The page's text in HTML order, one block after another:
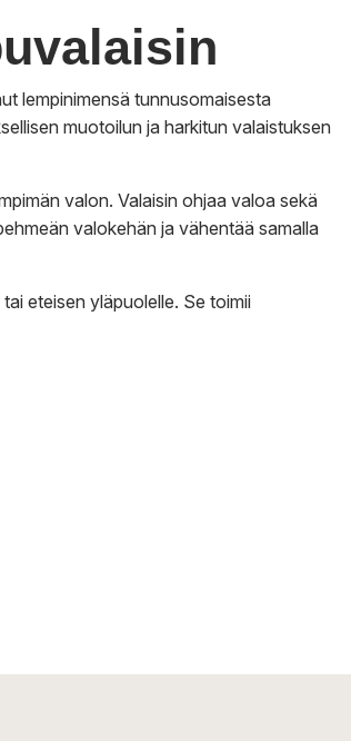
lempinimensä tunnusomaisesta
muotoilun ja harkitun valaistuksen
valon. Valaisin ohjaa valoa sekä
valokehän ja vähentää samalla
eteisen yläpuolelle. Se toimii